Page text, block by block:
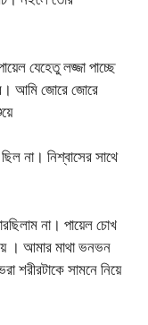
যেহেতু লজ্জা পাচ্ছে
আমি জোরে জোরে
না। নিশ্বাসের সাথে
না। পায়েল চোখ
। আমার মাথা ভনভন
শরীরটাকে সামনে নিয়ে